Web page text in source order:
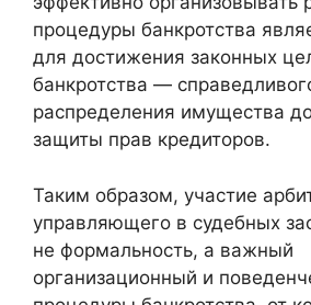
процедуры банкротства
для достижения законных
банкротства —
распределения имущества
защиты прав кредиторов.
Таким образом, участие
управляющего в судебных
не формальность, а важный
организационный и